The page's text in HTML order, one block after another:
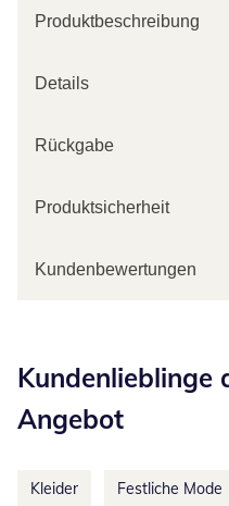
Produktbeschreibung
Details
Rückgabe
Produktsicherheit
Kundenbewertungen
Kundenlieblinge
Angebot
Kleider Festliche Mode